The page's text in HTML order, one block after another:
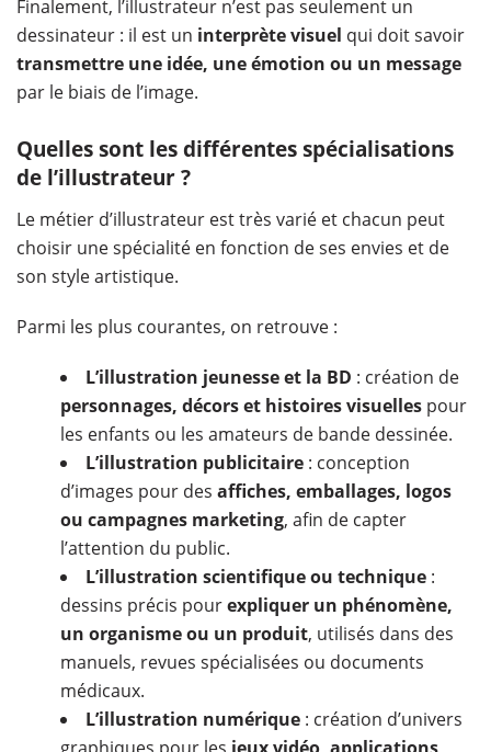
Finalement, l’illustrateur n’est pas seulement un
dessinateur : il est un interprète visuel qui doit savoir
transmettre une idée, une émotion ou un message
par le biais de l’image.
Quelles sont les différentes spécialisations
de l’illustrateur ?
Le métier d’illustrateur est très varié et chacun peut
choisir une spécialité en fonction de ses envies et de
son style artistique.
Parmi les plus courantes, on retrouve :
L’illustration jeunesse et la BD : création de
personnages, décors et histoires visuelles pour
les enfants ou les amateurs de bande dessinée.
L’illustration publicitaire : conception
d’images pour des affiches, emballages, logos
ou campagnes marketing, afin de capter
l’attention du public.
L’illustration scientifique ou technique :
dessins précis pourexpliquer un phénomène,
un organisme ou un produit, utilisés dans des
manuels, revues spécialisées ou documents
médicaux.
L’illustration numérique : création d’univers